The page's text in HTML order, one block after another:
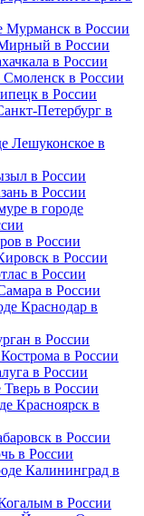
Мурманск в России
в России
в России
в России
в России
Петербург в
Лешуконское в
в России
в России
в городе
в России
в России
в России
в России
Краснодар в
в России
в России
в России
в России
Красноярск в
в России
в России
Калининград в
в России